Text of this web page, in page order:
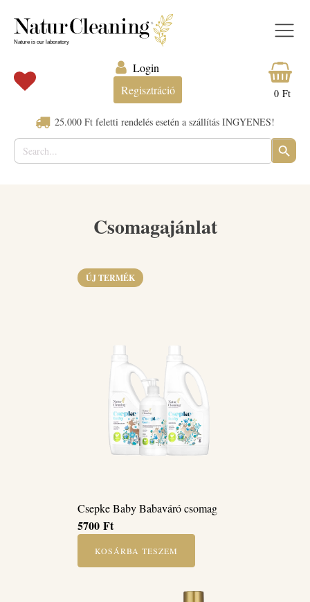
25.000 Ft feletti rendelés esetén a szállítás INGYENES!
Search
for:
SEARCH
BUTTON
Login
Regisztráció
0 Ft
Csomagajánlat
ÚJ TERMÉK
Csepke Baby Babaváró csomag
5700 Ft
KOSÁRBA TESZEM